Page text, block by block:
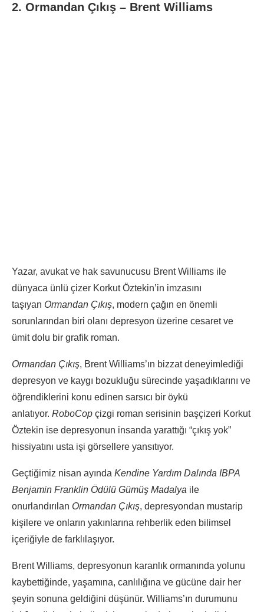
2. Ormandan Çıkış – Brent Williams
Yazar, avukat ve hak savunucusu Brent Williams ile
dünyaca ünlü çizer Korkut Öztekin’in imzasını
taşıyan Ormandan Çıkış, modern çağın en önemli
sorunlarından biri olanı depresyon üzerine cesaret ve
ümit dolu bir grafik roman.
Ormandan Çıkış, Brent Williams’ın bizzat deneyimlediği
depresyon ve kaygı bozukluğu sürecinde yaşadıklarını ve
öğrendiklerini konu edinen sarsıcı bir öykü
anlatıyor. RoboCop çizgi roman serisinin başçizeri Korkut
Öztekin ise depresyonun insanda yarattığı “çıkış yok”
hissiyatını usta işi görsellere yansıtıyor.
Geçtiğimiz nisan ayında Kendine Yardım Dalında IBPA
Benjamin Franklin Ödülü Gümüş Madalya ile
onurlandırılan Ormandan Çıkış, depresyondan mustarip
kişilere ve onların yakınlarına rehberlik eden bilimsel
içeriğiyle de farklılaşıyor.
Brent Williams, depresyonun karanlık ormanında yolunu
kaybettiğinde, yaşamına, canlılığına ve gücüne dair her
şeyin sonuna geldiğini düşünür. Williams’ın durumunu